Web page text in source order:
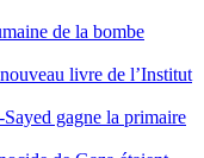
de la bombe
livre de l’Institut
gagne la primaire